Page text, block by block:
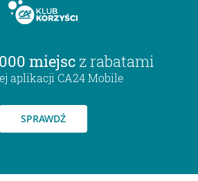
miejsc z rabatami
aplikacji CA24 Mobile
SPRAWDŹ